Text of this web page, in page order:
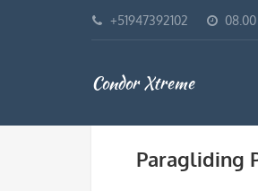
+51947392102
Condor Xtreme
Paragliding